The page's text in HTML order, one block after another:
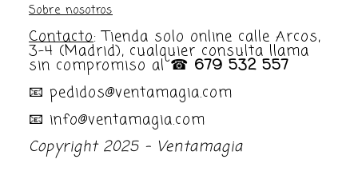
Sobre nosotros
Contacto: Tienda solo online calle Arcos,
3-4 (Madrid), cualquier consulta llama
sin compromiso al ☎ 679 532 557
📧 pedidos@ventamagia.com
📧 info@ventamagia.com
Copyright 2025 - Ventamagia